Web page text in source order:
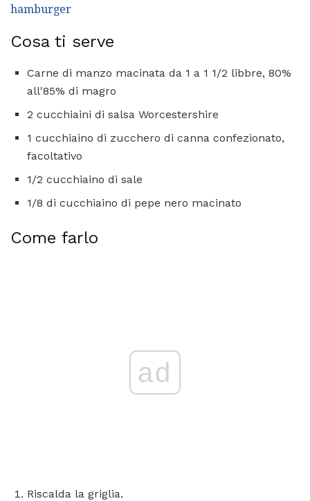
hamburger
Cosa ti serve
Carne di manzo macinata da 1 a 1 1/2 libbre, 80%
all'85% di magro
2 cucchiaini di salsa Worcestershire
1 cucchiaino di zucchero di canna confezionato,
facoltativo
1/2 cucchiaino di sale
1/8 di cucchiaino di pepe nero macinato
Come farlo
ad
Riscalda la griglia.